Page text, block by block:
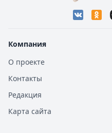
Компания
О проекте
Контакты
Редакция
Карта сайта